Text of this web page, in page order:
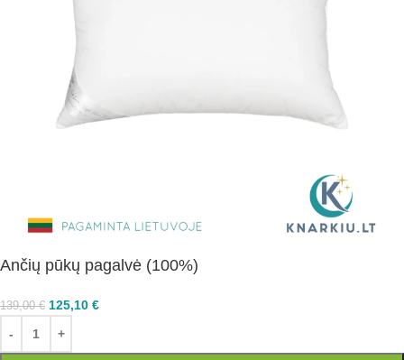
Ančių pūkų pagalvė (100%)
139,00€ 125,10 €